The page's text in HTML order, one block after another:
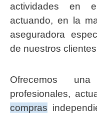
actividades en
actuando, en la
aseguradora
de nuestros
Ofrecemos
profesionales,
compras